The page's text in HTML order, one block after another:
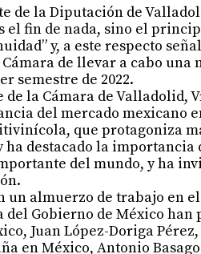
de la Diputación de
el fin de nada, sino el
y, a este respecto
de llevar a cabo una
semestre de 2022.
la Cámara de Valladolid,
del mercado mexicano
que protagoniza
destacado la importancia
del mundo, y ha
un almuerzo de trabajo en
Gobierno de México
Juan López-Doriga
en México, Antonio